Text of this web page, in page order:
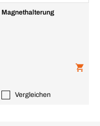
Magnethalterung
Vergleichen